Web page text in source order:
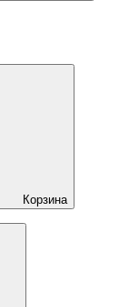
Корзина